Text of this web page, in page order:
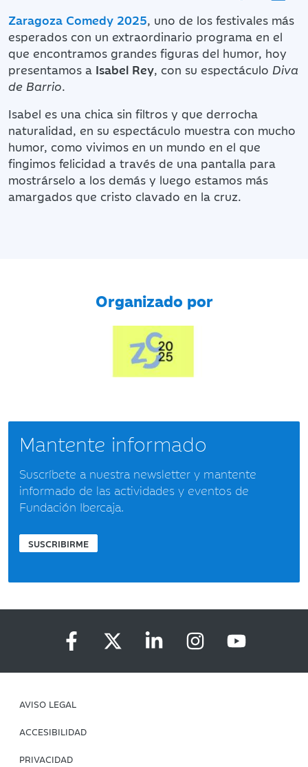
Zaragoza Comedy 2025, uno de los festivales más
esperados con un extraordinario programa en el
que encontramos grandes figuras del humor, hoy
presentamos a Isabel Rey, con su espectáculo Diva
de Barrio.
Isabel es una chica sin filtros y que derrocha
naturalidad, en su espectáculo muestra con mucho
humor, como vivimos en un mundo en el que
fingimos felicidad a través de una pantalla para
mostrárselo a los demás y luego estamos más
amargados que cristo clavado en la cruz.
Organizado por
Mantente informado
Suscríbete a nuestra newsletter y mantente
informado de las actividades y eventos de
Fundación Ibercaja.
SUSCRIBIRME
AVISO LEGAL
ACCESIBILIDAD
PRIVACIDAD